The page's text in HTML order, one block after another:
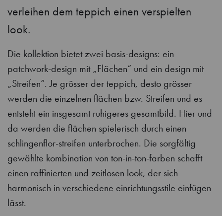
verleihen dem teppich einen verspielten
look.
Die kollektion bietet zwei basis-designs: ein
patchwork-design mit „Flächen“ und ein design mit
„Streifen“. Je grösser der teppich, desto grösser
werden die einzelnen flächen bzw. Streifen und es
entsteht ein insgesamt ruhigeres gesamtbild. Hier und
da werden die flächen spielerisch durch einen
schlingenflor-streifen unterbrochen. Die sorgfältig
gewählte kombination von ton-in-ton-farben schafft
einen raffinierten und zeitlosen look, der sich
harmonisch in verschiedene einrichtungsstile einfügen
lässt.